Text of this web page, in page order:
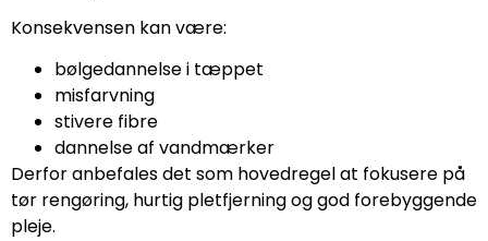
Konsekvensen kan være:
bølgedannelse i tæppet
misfarvning
stivere fibre
dannelse af vandmærker
Derfor anbefales det som hovedregel at fokusere på
tør rengøring, hurtig pletfjerning og god forebyggende
pleje.